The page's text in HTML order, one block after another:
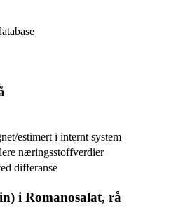
estimert i internt system
næringsstoffverdier
differanse
i Romanosalat, rå